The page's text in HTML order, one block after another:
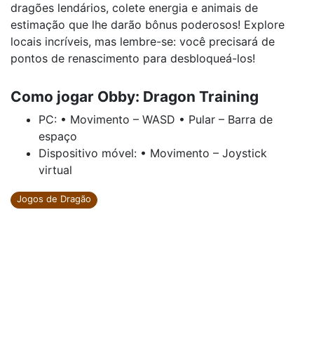
dragões lendários, colete energia e animais de
estimação que lhe darão bônus poderosos! Explore
locais incríveis, mas lembre-se: você precisará de
pontos de renascimento para desbloqueá-los!
Como jogar Obby: Dragon Training
PC: • Movimento – WASD • Pular – Barra de
espaço
Dispositivo móvel: • Movimento – Joystick
virtual
Jogos de Dragão